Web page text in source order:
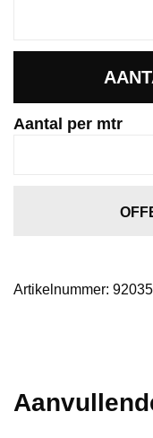
Aantal per mtr
Artikelnummer: